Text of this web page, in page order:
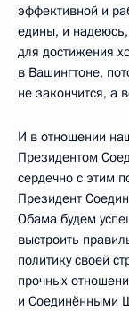
эффективной и
едины, и
для достижения
в Вашингтоне,
не закончится, а
И в отношении
Президентом
сердечно с этим
Президент
Обама будем
выстроить
политику своей
прочных
и Соединёнными